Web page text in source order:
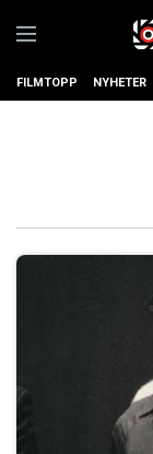
FILMTOPP NYHETER